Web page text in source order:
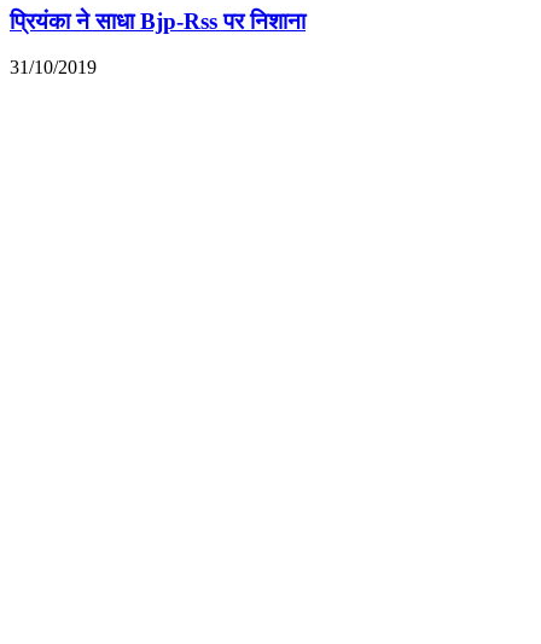
प्रियंका ने साधा Bjp-Rss पर निशाना
31/10/2019